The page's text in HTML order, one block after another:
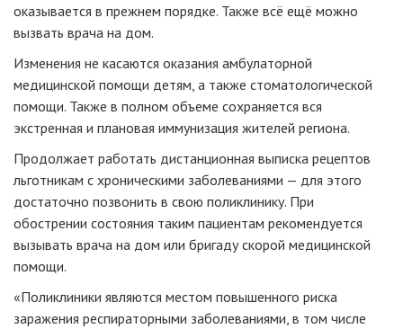
оказывается в прежнем порядке. Также всё ещё можно
вызвать врача на дом.
Изменения не касаются оказания амбулаторной
медицинской помощи детям, а также стоматологической
помощи. Также в полном объеме сохраняется вся
экстренная и плановая иммунизация жителей региона.
Продолжает работать дистанционная выписка рецептов
льготникам с хроническими заболеваниями — для этого
достаточно позвонить в свою поликлинику. При
обострении состояния таким пациентам рекомендуется
вызывать врача на дом или бригаду скорой медицинской
помощи.
«Поликлиники являются местом повышенного риска
заражения респираторными заболеваниями, в том числе